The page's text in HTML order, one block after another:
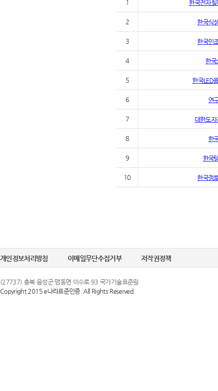
1 한국전자
2 한국식
3 한국인
4 한국
5 한국LED
6 연
7 대한도
8 한
9 한국
10 한국점
개인정보처리방침 이메일무단수집거부 저작권정책
(27737) 충북 음성군 맹동면 이수로 93 국가기술표준원
Copyright 2015 e나라표준인증. All Rights Reserved.